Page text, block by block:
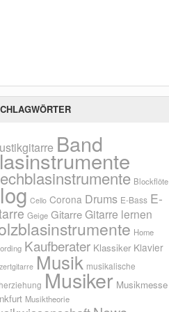
Band
Blockflöte
Cello Corona Drums E-Bass E-
Geige Gitarre Gitarre lernen
Home
Kaufberater Klassiker Klavier
Musik musikalische
Musiker Musikmesse
Musiktheorie